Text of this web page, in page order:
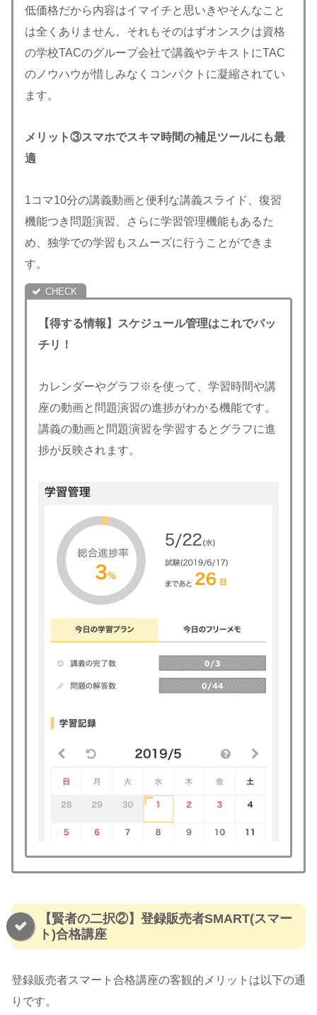
低価格だから内容はイマイチと思いきやそんなこと
は全くありません。それもそのはずオンスクは資格
の学校TACのグループ会社で講義やテキストにTAC
のノウハウが惜しみなくコンパクトに凝縮されてい
ます。
メリット③スマホでスキマ時間の補足ツールにも最
適
1コマ10分の講義動画と便利な講義スライド、復習
機能つき問題演習、さらに学習管理機能もあるた
め、独学での学習もスムーズに行うことができま
す。
【得する情報】スケジュール管理はこれでバッ
チリ！
カレンダーやグラフ※を使って、学習時間や講
座の動画と問題演習の進捗がわかる機能です。
講義の動画と問題演習を学習するとグラフに進
捗が反映されます。
【賢者の二択②】登録販売者SMART(スマー
ト)合格講座
登録販売者スマート合格講座の客観的メリットは以下の通
りです。